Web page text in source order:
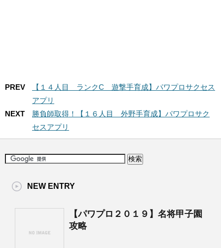
PREV
【１４人目 ランクC 遊撃手育成】パワプロサクセス
アプリ
NEXT
勝負師取得！【１６人目 外野手育成】パワプロサク
セスアプリ
NEW ENTRY
【パワプロ２０１９】名将甲子園
攻略